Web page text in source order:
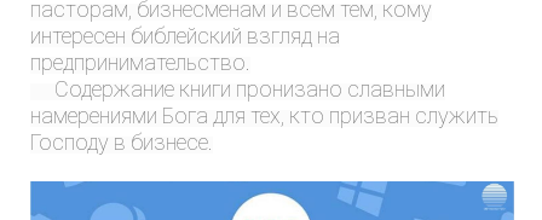
пасторам, бизнесменам и всем тем, кому
интересен библейский взгляд на
предпринимательство.
Содержание книги пронизано славными
намерениями Бога для тех, кто призван служить
Господу в бизнесе.